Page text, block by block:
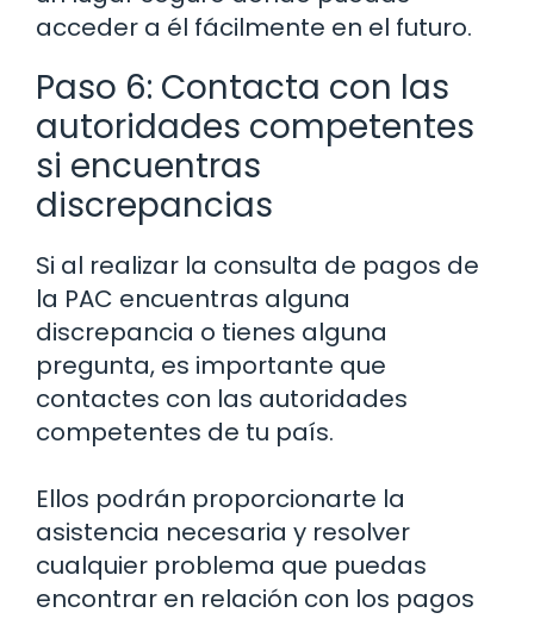
acceder a él fácilmente en el futuro.
Paso 6: Contacta con las
autoridades competentes
si encuentras
discrepancias
Si al realizar la consulta de pagos de
la PAC encuentras alguna
discrepancia o tienes alguna
pregunta, es importante que
contactes con las autoridades
competentes de tu país.
Ellos podrán proporcionarte la
asistencia necesaria y resolver
cualquier problema que puedas
encontrar en relación con los pagos